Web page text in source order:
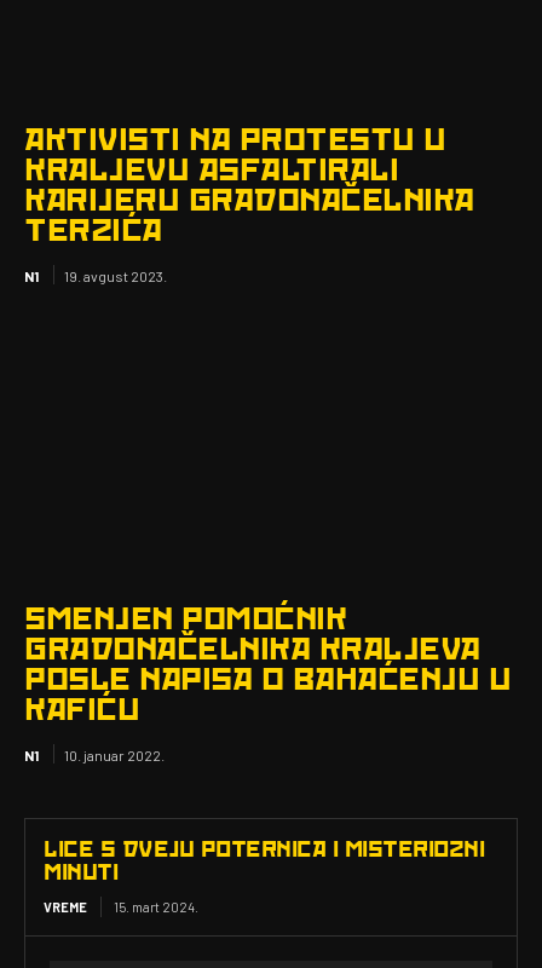
AKTIVISTI NA PROTESTU U
KRALJEVU ASFALTIRALI
KARIJERU GRADONAČELNIKA
TERZIĆA
N1 19. avgust 2023.
SMENJEN POMOĆNIK
GRADONAČELNIKA KRALJEVA
POSLE NAPISA O BAHAĆENJU U
KAFIĆU
N1 10. januar 2022.
LICE S DVEJU POTERNICA I MISTERIOZNI
MINUTI
VREME 15. mart 2024.